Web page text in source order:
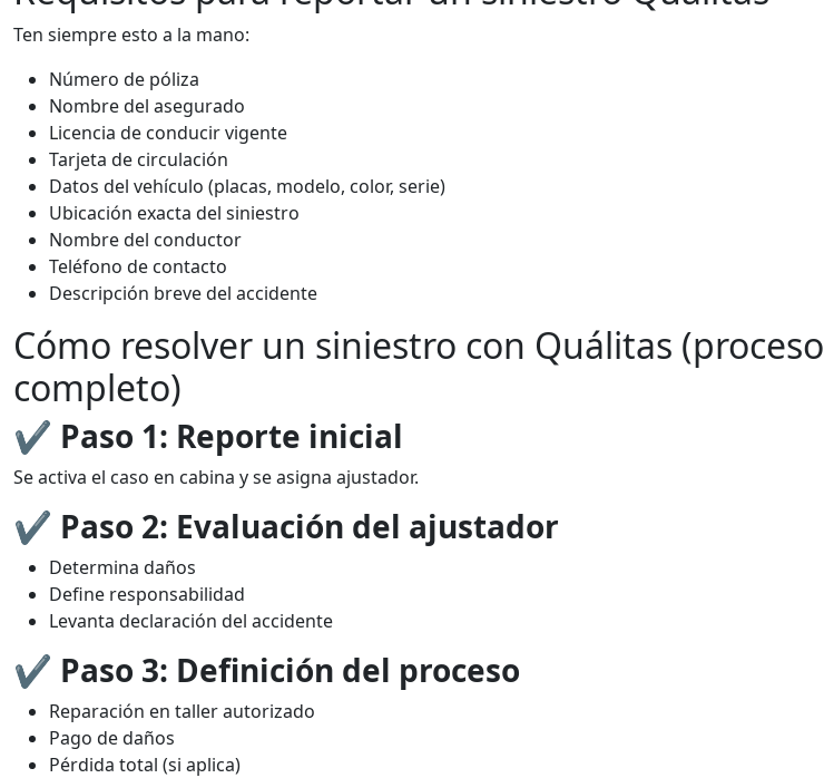
Ten siempre esto a la mano:
Número de póliza
Nombre del asegurado
Licencia de conducir vigente
Tarjeta de circulación
Datos del vehículo (placas, modelo, color, serie)
Ubicación exacta del siniestro
Nombre del conductor
Teléfono de contacto
Descripción breve del accidente
Cómo resolver un siniestro con Quálitas (proceso
completo)
✔ Paso 1: Reporte inicial
Se activa el caso en cabina y se asigna ajustador.
✔ Paso 2: Evaluación del ajustador
Determina daños
Define responsabilidad
Levanta declaración del accidente
✔ Paso 3: Definición del proceso
Reparación en taller autorizado
Pago de daños
Pérdida total (si aplica)